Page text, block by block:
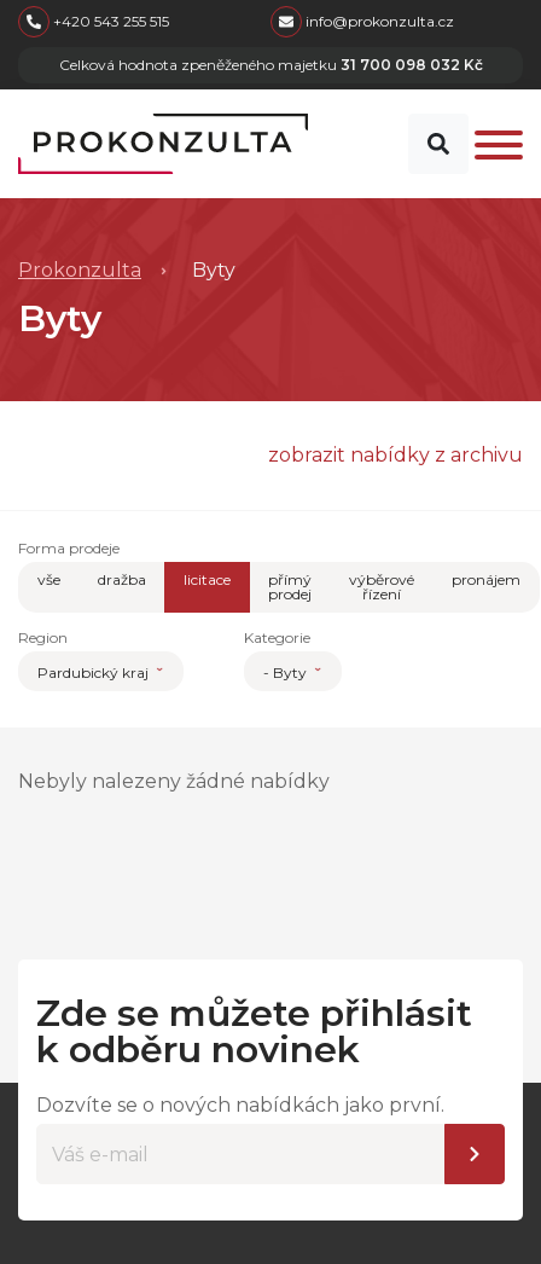
skip to main content
+420 543 255 515 info@prokonzulta.cz
Celková hodnota zpeněženého majetku 31 700 098 032 Kč
Prokonzulta Byty
Byty
zobrazit nabídky z archivu
Forma prodeje
vše
dražba licitace
přímý
prodej
výběrové
řízení
pronájem
Region
Pardubický kraj
Kategorie
- Byty
Nebyly nalezeny žádné nabídky
Zde se můžete přihlásit
k odběru novinek
Dozvíte se o nových nabídkách jako první.